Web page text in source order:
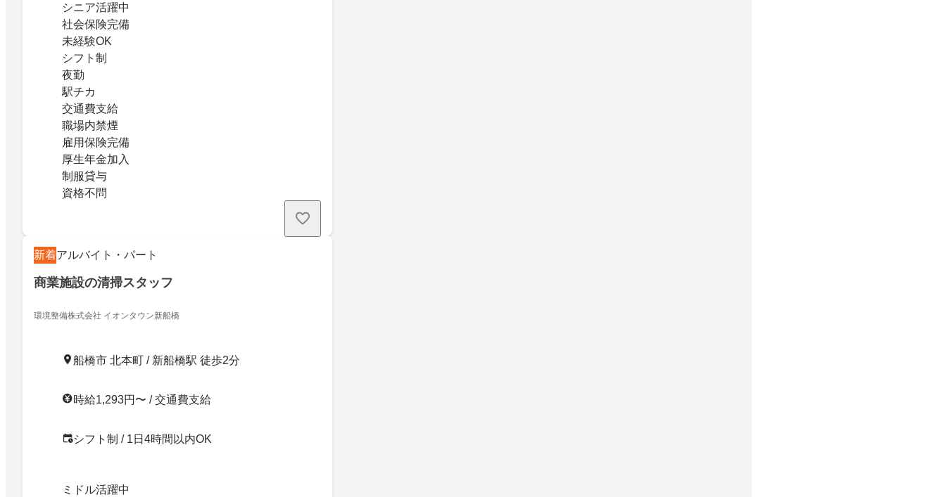
シニア活躍中
社会保険完備
未経験OK
シフト制
夜勤
駅チカ
交通費支給
職場内禁煙
雇用保険完備
厚生年金加入
制服貸与
資格不問
新着アルバイト・パート
商業施設の清掃スタッフ
環境整備株式会社 イオンタウン新船橋
船橋市 北本町 / 新船橋駅 徒歩2分
時給1,293円〜 / 交通費支給
シフト制 / 1日4時間以内OK
ミドル活躍中